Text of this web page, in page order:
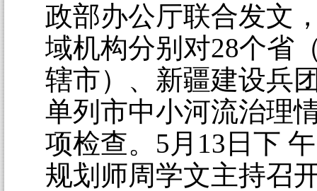
政部办公厅联合发文
域机构分别对28个省
辖市）、新疆建设兵
单列市中小河流治理
项检查。5月13日下
规划师周学文主持召